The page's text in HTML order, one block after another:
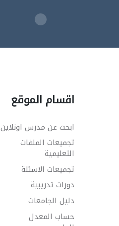
اقسام الموقع
ابحث عن مدرس اونلاين
تجميعات الملفات
التعليمية
تجميعات الاسئلة
دورات تدريبية
دليل الجامعات
حساب المعدل